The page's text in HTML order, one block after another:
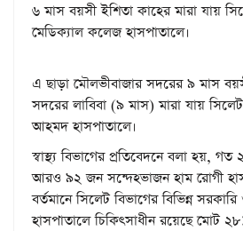
৬ মাস বয়সী ইশিতা কাহের মারা যায়
মেডিক্যাল কলেজ হাসপাতালে।
এ ছাড়া মৌলভীবাজার সদরের ৯ মাস
সদরের লাবিবা (৯ মাস) মারা যায়
আহমদ হাসপাতালে।
স্বাস্থ্য বিভাগের প্রতিবেদনে বলা হয়,
আরও ৯২ জন সন্দেহভাজন হাম রোগী
বর্তমানে সিলেট বিভাগের বিভিন্ন
হাসপাতালে চিকিৎসাধীন রয়েছে মোট